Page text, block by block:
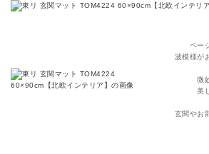
ベー
波模様が
微
美
玄関やお